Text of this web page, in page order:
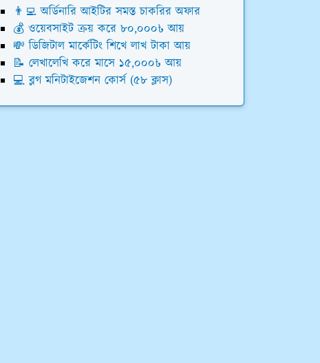
👨‍💻 অর্ডিনারি আইটির সমস্ত চাকরির অফার
💰 ওয়েবসাইট ক্রয় করে ৮০,০০০৳ আয়
💸 ডিজিটাল মার্কেটিং শিখে লাখ টাকা আয়
📝 লেখালেখি করে মাসে ১৫,০০০৳ আয়
💻 ব্লগ মনিটাইজেশন কোর্স (৫৮ ক্লাস)